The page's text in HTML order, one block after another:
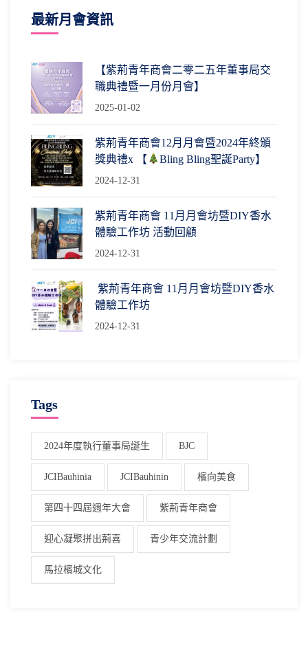
最新月會資訊
【紫荊青年商會二零二五年董事局交
職典禮暨一月份月會】
2025-01-02
紫荊青年商會12月月會暨2024年終頒
獎典禮x 【
Bling Bling聖誕Party】
2024-12-31
紫荊青年商會 11月月會坊暨DIY香水
體驗工作坊 活動回顧
2024-12-31
紫荊青年商會 11月月會坊暨DIY香水
體驗工作坊
2024-12-31
Tags
2024年度執行董事局誕生 BJC
JCIBauhinia JCIBauhinin 檳向美食
第四十四屆週年大會 紫荊青年商會
迎心凝聚拼出荊喜 青少年交流計劃
馬拉檳城文化